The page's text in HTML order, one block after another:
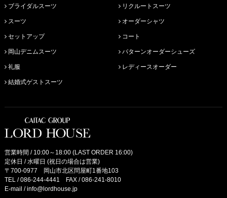
ブライダルスーツ
スーツ
セットアップ
岡山デニムスーツ
礼服
結婚式ゲストスーツ
リクルートスーツ
オーダーシャツ
コート
パターンオーダーシューズ
レディースオーダー
営業時間 / 10:00～18:00 (LAST ORDER 16:00)
定休日 / 水曜日 (祝日の場合は営業)
〒700-0977 岡山市北区問屋町1番地103
TEL /086-244-4441
FAX / 086-241-8010
E-mail /info@lordhouse.jp